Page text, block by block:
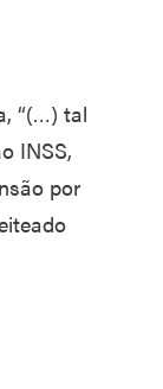
“(…) tal
INSS,
por